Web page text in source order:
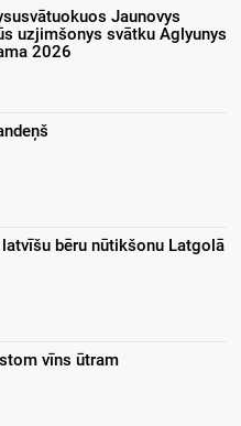
Jaunovys
uzjimšonys svātku Aglyunys
2026
bēru nūtikšonu Latgolā
vīns ūtram